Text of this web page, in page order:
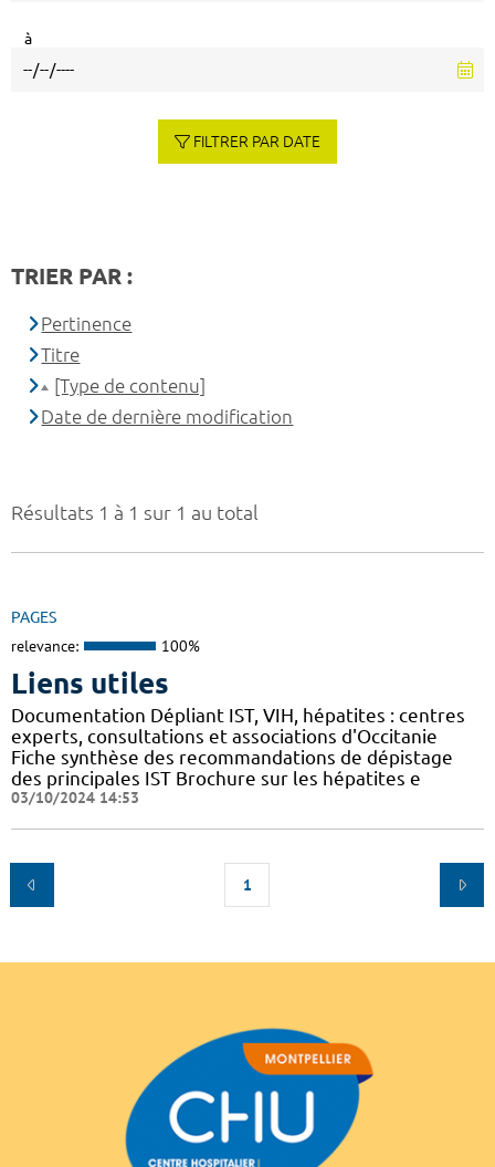
Résultats 1 à 1 sur 1 au total
PAGES
relevance: 100%
Liens utiles
Documentation Dépliant IST, VIH, hépatites : centres
experts, consultations et associations d'Occitanie
Fiche synthèse des recommandations de dépistage
des principales IST Brochure sur les hépatites e
03/10/2024 14:53
1
à
FILTRER PAR DATE
TRIER PAR :
Pertinence
Titre
[Type de contenu]
Date de dernière modification